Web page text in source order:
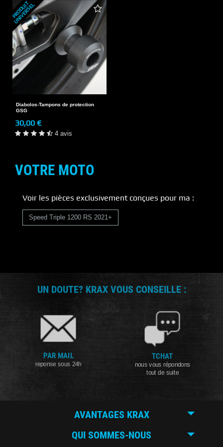
P
R
O
D
U
I
T
U
N
I
V
E
R
S
E
L
Diabolos-Tampons de protection
GSG
30,00 €
4 avis
VOTRE MOTO
Voir les pièces exclusivement conçues pour ma :
Speed Triple 1200 RS 2021+
UN DOUTE? KRAX VOUS CONSEILLE :
PAR MAIL
reponse sous 24h
TCHAT
nous vous répondons
tout de suite
AVANTAGES KRAX
QUI SOMMES-NOUS